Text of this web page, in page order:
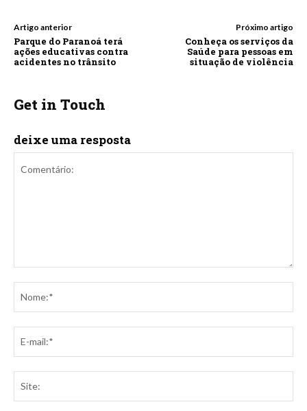
Artigo anterior
Parque do Paranoá terá
ações educativas contra
acidentes no trânsito
Próximo artigo
Conheça os serviços da
Saúde para pessoas em
situação de violência
Get in Touch
deixe uma resposta